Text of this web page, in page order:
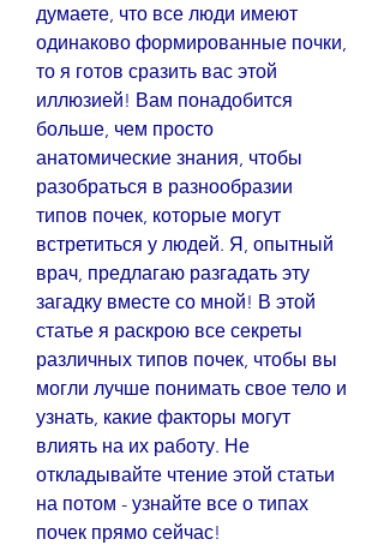
думаете, что все люди имеют
одинаково формированные почки,
то я готов сразить вас этой
иллюзией! Вам понадобится
больше, чем просто
анатомические знания, чтобы
разобраться в разнообразии
типов почек, которые могут
встретиться у людей. Я, опытный
врач, предлагаю разгадать эту
загадку вместе со мной! В этой
статье я раскрою все секреты
различных типов почек, чтобы вы
могли лучше понимать свое тело и
узнать, какие факторы могут
влиять на их работу. Не
откладывайте чтение этой статьи
на потом - узнайте все о типах
почек прямо сейчас!